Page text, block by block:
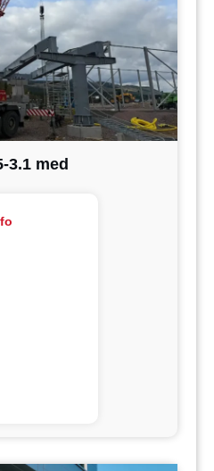
3.1 med